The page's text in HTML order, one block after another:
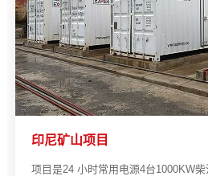
印尼矿山项目
项目是24 小时常用电源4台1000KW